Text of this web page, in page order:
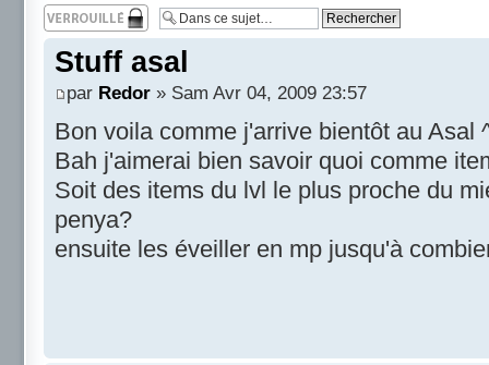
Sujet verrouillé
Stuff asal
par Redor » Sam Avr 04, 2009 23:57
Bon voila comme j'arrive bientôt au Asal
Bah j'aimerai bien savoir quoi comme
Soit des items du lvl le plus proche du
penya?
ensuite les éveiller en mp jusqu'à